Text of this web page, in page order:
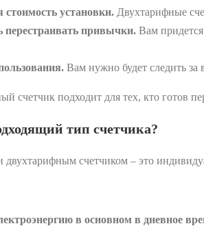
стоимость установки. Двухтарифные
перестраивать привычки. Вам
Вам нужно будет следить
счетчик подходит для тех, кто готов
тип счетчика?
счетчиком ‒ это
в основном в дневное